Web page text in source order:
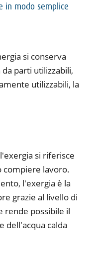
in modo semplice
si conserva
parti utilizzabili,
utilizzabili, la
si riferisce
compiere lavoro.
l'exergia è la
grazie al livello di
rende possibile il
dell'acqua calda